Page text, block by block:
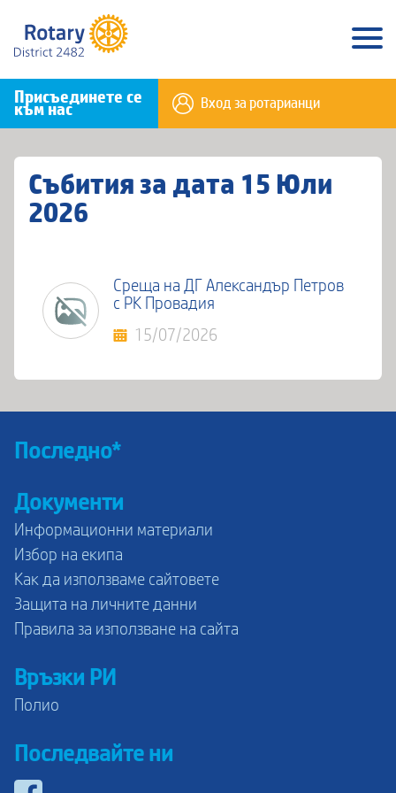
Присъединете се
към нас Вход за ротарианци
Събития за дата 15 Юли
2026
Среща на ДГ Александър Петров
с РК Провадия
15/07/2026
Последно*
Документи
Информационни материали
Избор на екипа
Как да използваме сайтовете
Защита на личните данни
Правила за използване на сайта
Връзки РИ
Полио
Последвайте ни